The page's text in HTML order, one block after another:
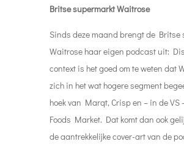
Britse supermarkt Waitrose
Sinds deze maand brengt de Britse
Waitrose haar eigen podcast uit:
context is het goed om te weten dat
zich in het wat hogere segment
hoek van Marqt, Crisp en – in de VS
Foods Market. Dat komt dan ook
de aantrekkelijke cover-art van de